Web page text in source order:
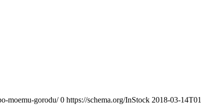
moemu-gorodu/ 0 https://schema.org/InStock 2018-03-